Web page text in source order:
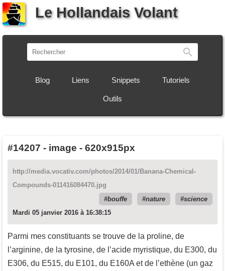
Le Hollandais Volant
Blog Liens Snippets Tutoriels
Outils
#14207 - image - 620x915px
http://media.vocativ.com/photos/2014/01/Banana-Chemical-
Compounds-011416084470.jpg
bouffe
nature
science
Mardi 05 janvier 2016 à 16:38:15
Parmi mes constituants se trouve de la proline, de
l’arginine, de la tyrosine, de l’acide myristique, du E300, du
E306, du E515, du E101, du E160A et de l’ethène (un gaz